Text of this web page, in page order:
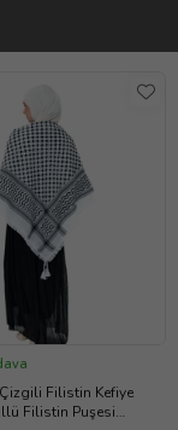
Filistin Kefiye
Filistin Puşesi